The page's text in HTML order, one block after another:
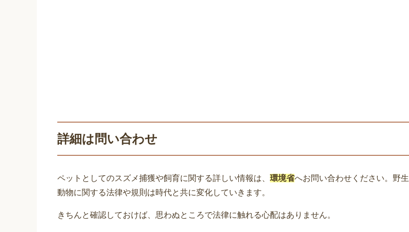
詳細は問い合わせ
ペットとしてのスズメ捕獲や飼育に関する詳しい情報は、 環境省へお問い合わせください。野生
動物に関する法律や規則は時代と共に変化していきます。
きちんと確認しておけば、思わぬところで法律に触れる心配はありません。